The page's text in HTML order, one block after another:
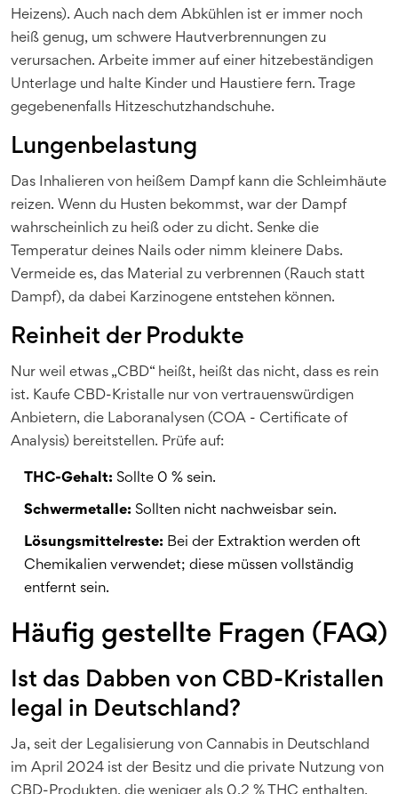
Heizens). Auch nach dem Abkühlen ist er immer noch
heiß genug, um schwere Hautverbrennungen zu
verursachen. Arbeite immer auf einer hitzebeständigen
Unterlage und halte Kinder und Haustiere fern. Trage
gegebenenfalls Hitzeschutzhandschuhe.
Lungenbelastung
Das Inhalieren von heißem Dampf kann die Schleimhäute
reizen. Wenn du Husten bekommst, war der Dampf
wahrscheinlich zu heiß oder zu dicht. Senke die
Temperatur deines Nails oder nimm kleinere Dabs.
Vermeide es, das Material zu verbrennen (Rauch statt
Dampf), da dabei Karzinogene entstehen können.
Reinheit der Produkte
Nur weil etwas „CBD“ heißt, heißt das nicht, dass es rein
ist. Kaufe CBD-Kristalle nur von vertrauenswürdigen
Anbietern, die Laboranalysen (COA - Certificate of
Analysis) bereitstellen. Prüfe auf:
THC-Gehalt: Sollte 0 % sein.
Schwermetalle: Sollten nicht nachweisbar sein.
Lösungsmittelreste: Bei der Extraktion werden oft
Chemikalien verwendet; diese müssen vollständig
entfernt sein.
Häufig gestellte Fragen (FAQ)
Ist das Dabben von CBD-Kristallen
legal in Deutschland?
Ja, seit der Legalisierung von Cannabis in Deutschland
im April 2024 ist der Besitz und die private Nutzung von
CBD-Produkten, die weniger als 0,2 % THC enthalten,